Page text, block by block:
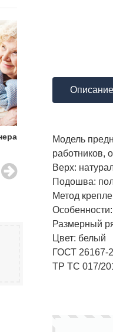
Бесплатная
Описание
Модель
работников,
Верх:
Подошва:
Метод
Размерный
Цвет: белый
ГОСТ 26167-
ТР ТС 017/